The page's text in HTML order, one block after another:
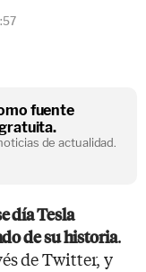
fuente
de actualidad.
día Tesla
de su historia.
de Twitter, y